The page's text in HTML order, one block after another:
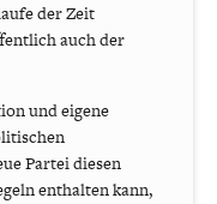
der Zeit
auch der
und eigene
Partei diesen
enthalten kann,